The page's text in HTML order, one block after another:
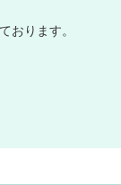
おります。